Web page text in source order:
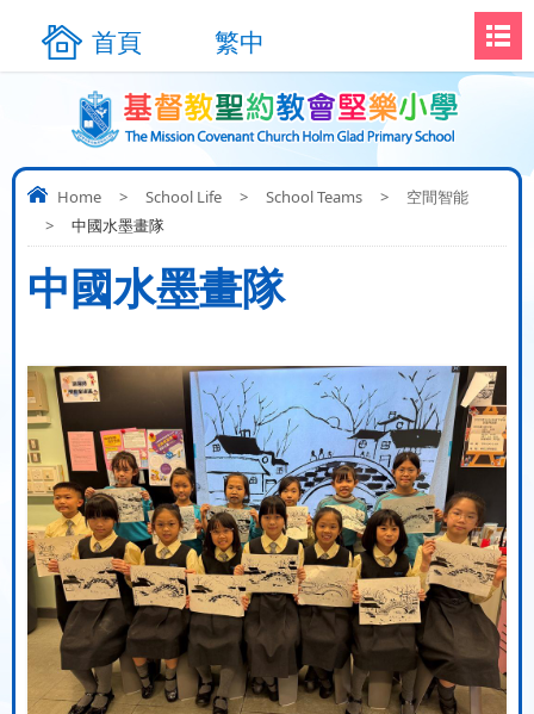
首頁 繁中
Home > School Life > School Teams >
空間智能
>
中國水墨畫隊
中國水墨畫隊